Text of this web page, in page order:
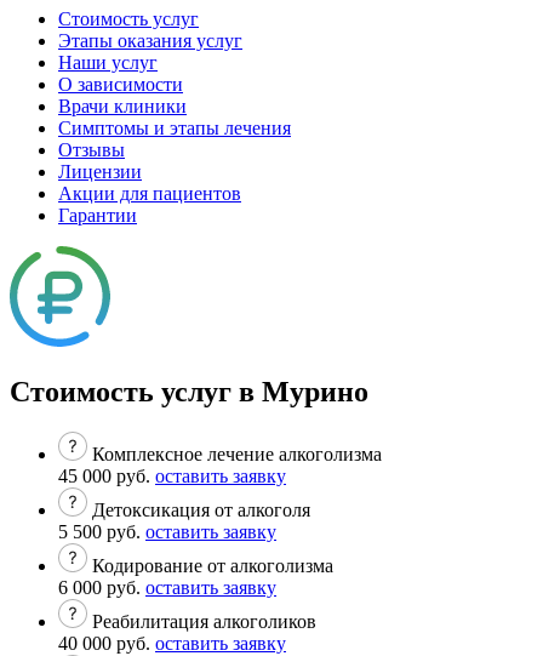
Стоимость услуг
Этапы оказания услуг
Наши услуг
О зависимости
Врачи клиники
Симптомы и этапы лечения
Отзывы
Лицензии
Акции для пациентов
Гарантии
Стоимость услуг в Мурино
Комплексное лечение алкоголизма
45 000 руб. оставить заявку
Детоксикация от алкоголя
5 500 руб. оставить заявку
Кодирование от алкоголизма
6 000 руб. оставить заявку
Реабилитация алкоголиков
40 000 руб. оставить заявку